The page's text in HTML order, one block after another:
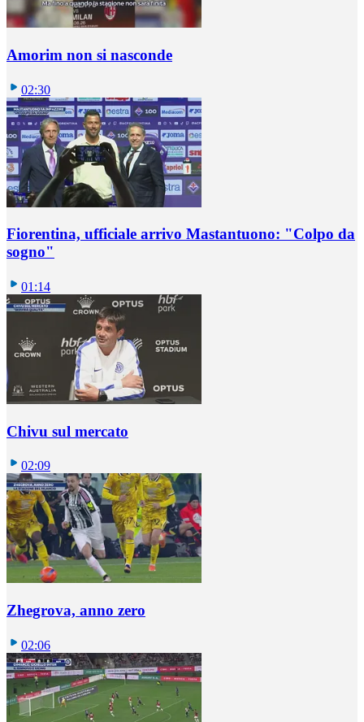
Amorim non si nasconde
02:30
Fiorentina, ufficiale arrivo Mastantuono: "Colpo da
sogno"
01:14
Chivu sul mercato
02:09
Zhegrova, anno zero
02:06